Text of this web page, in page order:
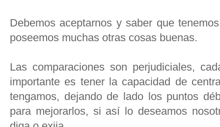
Debemos aceptarnos y saber que
poseemos muchas otras cosas buenas.
Las comparaciones son perjudiciales,
importante es tener la capacidad de
tengamos, dejando de lado los puntos
para mejorarlos, si así lo deseamos